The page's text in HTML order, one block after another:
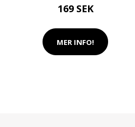
169 SEK
MER INFO!